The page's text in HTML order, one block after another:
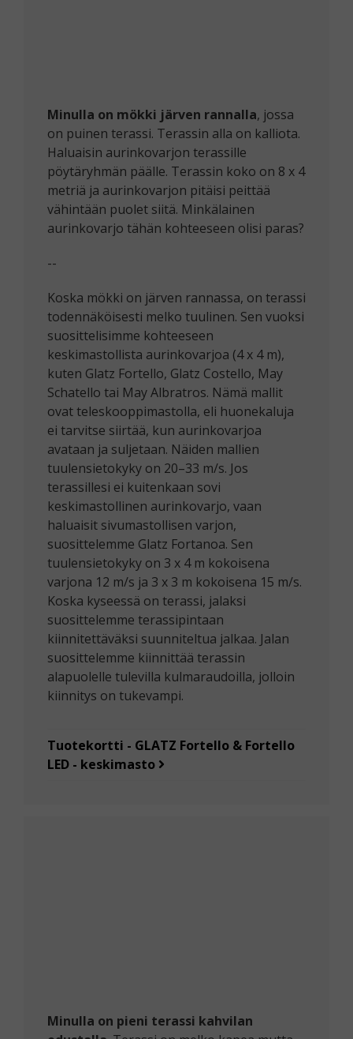
Minulla on mökki järven rannalla, jossa
on puinen terassi. Terassin alla on kalliota.
Haluaisin aurinkovarjon terassille
pöytäryhmän päälle. Terassin koko on 8 x 4
metriä ja aurinkovarjon pitäisi peittää
vähintään puolet siitä. Minkälainen
aurinkovarjo tähän kohteeseen olisi paras?
--
Koska mökki on järven rannassa, on terassi
todennäköisesti melko tuulinen. Sen vuoksi
suosittelisimme kohteeseen
keskimastollista aurinkovarjoa (4 x 4 m),
kuten Glatz Fortello, Glatz Costello, May
Schatello tai May Albratros. Nämä mallit
ovat teleskooppimastolla, eli huonekaluja
ei tarvitse siirtää, kun aurinkovarjoa
avataan ja suljetaan. Näiden mallien
tuulensietokyky on 20–33 m/s. Jos
terassillesi ei kuitenkaan sovi
keskimastollinen aurinkovarjo, vaan
haluaisit sivumastollisen varjon,
suosittelemme Glatz Fortanoa. Sen
tuulensietokyky on 3 x 4 m kokoisena
varjona 12 m/s ja 3 x 3 m kokoisena 15 m/s.
Koska kyseessä on terassi, jalaksi
suosittelemme terassipintaan
kiinnitettäväksi suunniteltua jalkaa. Jalan
suosittelemme kiinnittää terassin
alapuolelle tulevilla kulmaraudoilla, jolloin
kiinnitys on tukevampi.
Tuotekortti - GLATZ Fortello & Fortello
LED - keskimasto
Minulla on pieni terassi kahvilan